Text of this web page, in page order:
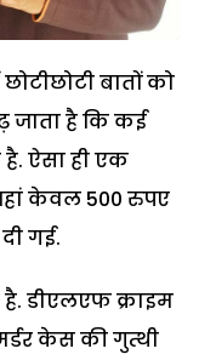
बातों को
जाता है कि कई
ऐसा ही एक
केवल 500 रुपए
गई.
डीएलएफ क्राइम
केस की गुत्थी